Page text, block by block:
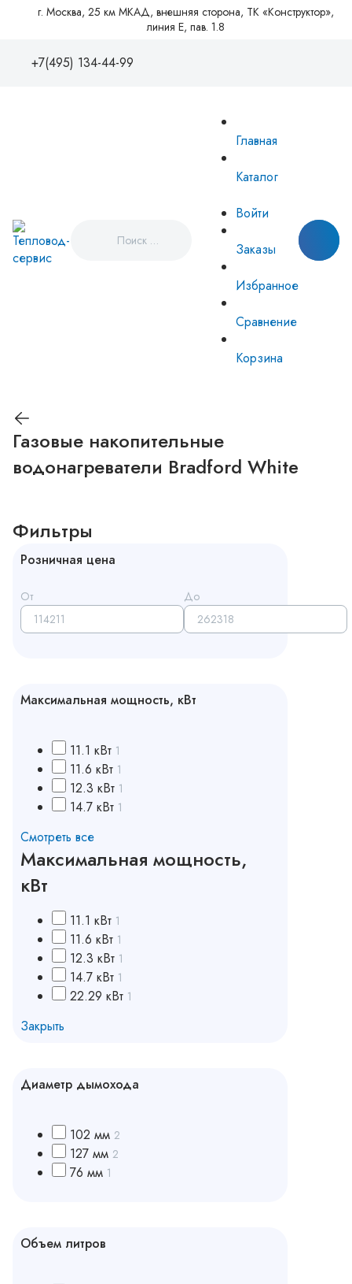
г. Москва, 25 км МКАД, внешняя сторона, ТК «Конструктор»,
линия Е, пав. 1.8
+7(495) 134-44-99
сторона, ТК «Конструктор», линия
Главная
Каталог
Войти
Заказы
Избранное
Сравнение
Корзина
Газовые накопительные
водонагреватели Bradford White
Фильтры
Розничная цена
От До
Максимальная мощность, кВт
11.1 кВт 1
11.6 кВт 1
12.3 кВт 1
14.7 кВт 1
Смотреть все
Максимальная мощность,
кВт
11.1 кВт 1
11.6 кВт 1
12.3 кВт 1
14.7 кВт 1
22.29 кВт 1
Закрыть
Диаметр дымохода
102 мм 2
127 мм 2
76 мм 1
Объем литров